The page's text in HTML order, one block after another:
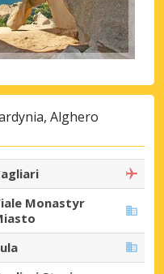
Alghero
Monastyr